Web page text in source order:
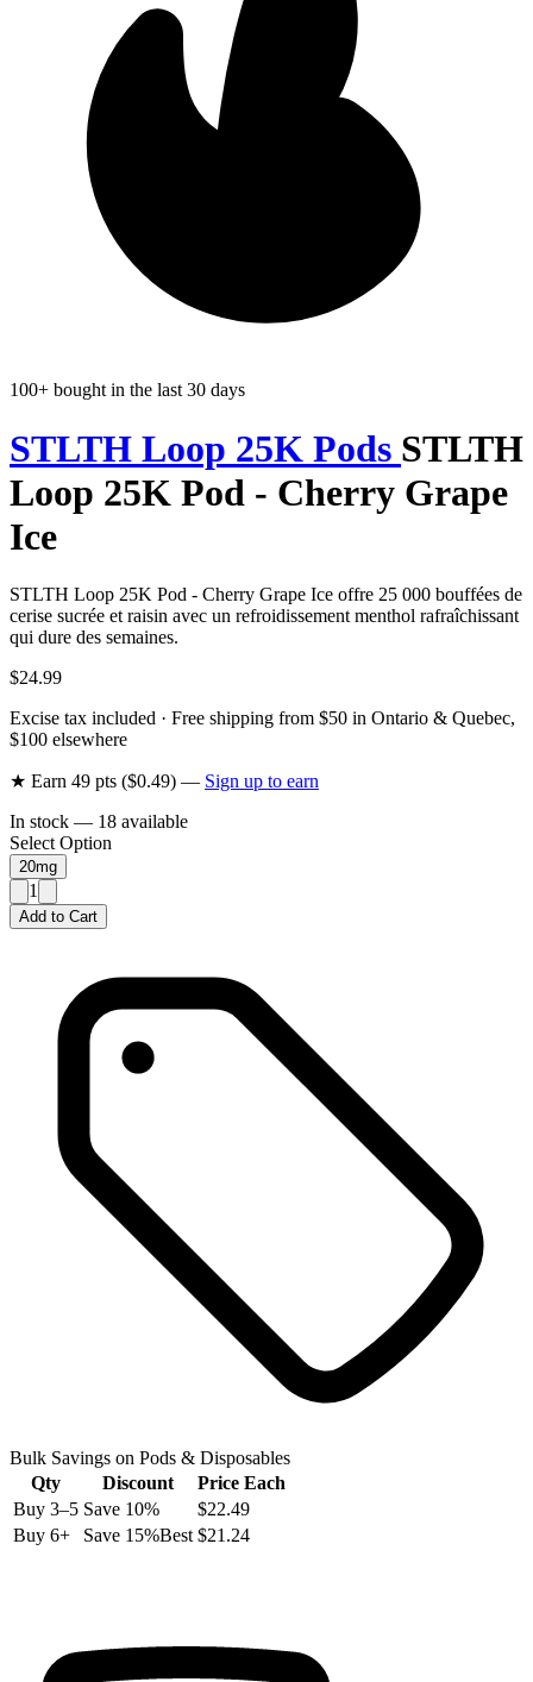
100+ bought in the last 30 days
STLTH Loop 25K Pods STLTH
Loop 25K Pod - Cherry Grape
Ice
STLTH Loop 25K Pod - Cherry Grape Ice offre 25 000 bouffées de
cerise sucrée et raisin avec un refroidissement menthol rafraîchissant
qui dure des semaines.
$24.99
Excise tax included · Free shipping from $50 in Ontario & Quebec,
$100 elsewhere
★ Earn 49 pts ($0.49) — Sign up to earn
In stock — 18 available
Select Option
20mg
1
Add to Cart
Bulk Savings on Pods & Disposables
Qty
Discount
Price Each
Buy 3–5 Save 10%
$22.49
Buy 6+ Save 15%Best $21.24